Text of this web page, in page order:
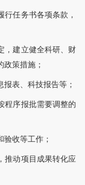
行任务书各项条款，
，建立健全科研、财
策措施；
报表、科技报告等；
程序报批需要调整的
验收等工作；
推动项目成果转化应